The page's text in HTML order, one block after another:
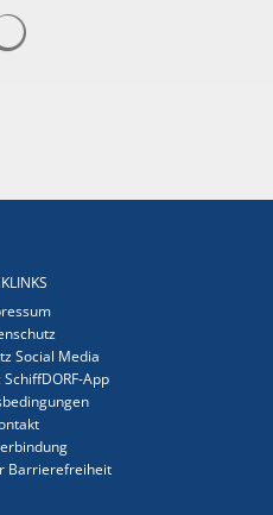
Social Media
App
Barrierefreiheit